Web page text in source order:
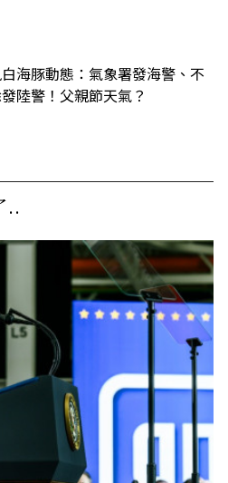
海豚動態：氣象署發海警、不
陸警！父親節天氣？
..